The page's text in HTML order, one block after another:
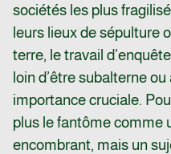
sociétés les plus
leurs lieux de sépulture
terre, le travail
loin d’être subalterne
importance cruciale.
plus le fantôme comme
encombrant, mais un